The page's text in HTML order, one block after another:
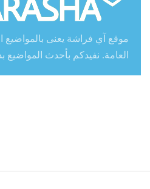
موقع آي فراشة يعنى بالمواضيع
العامة. نفيدكم بأحدث المواضيع